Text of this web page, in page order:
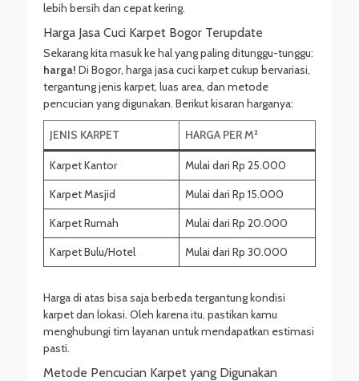
lebih bersih dan cepat kering.
Harga Jasa Cuci Karpet Bogor Terupdate
Sekarang kita masuk ke hal yang paling ditunggu-tunggu:
harga! Di Bogor, harga jasa cuci karpet cukup bervariasi,
tergantung jenis karpet, luas area, dan metode
pencucian yang digunakan. Berikut kisaran harganya:
JENIS KARPET HARGA PER M²
Karpet Kantor
Mulai dari Rp 25.000
Karpet Masjid
Mulai dari Rp 15.000
Karpet Rumah
Mulai dari Rp 20.000
Karpet Bulu/Hotel
Mulai dari Rp 30.000
Harga di atas bisa saja berbeda tergantung kondisi
karpet dan lokasi. Oleh karena itu, pastikan kamu
menghubungi tim layanan untuk mendapatkan estimasi
pasti.
Metode Pencucian Karpet yang Digunakan